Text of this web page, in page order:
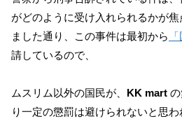
がどのように受け入れられるかが
ました通り、この事件は最初から
請しているので、
ムスリム以外の国民が、 KK mart
り一定の懲罰は避けられないと思わ